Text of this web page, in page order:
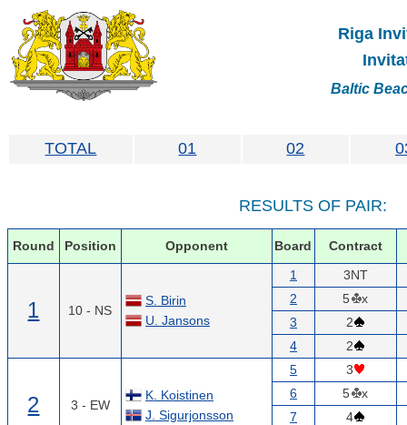
Riga
Baltic
TOTAL 01 02
RESULTS OF PAIR:
Round Position Opponent Board Contract
1 10 - NS
S. Birin
U. Jansons
1
3NT
2
5
x
3
2
4
2
2 3 - EW
K. Koistinen
J. Sigurjonsson
5
3
6
5
x
7
4